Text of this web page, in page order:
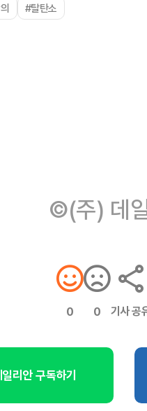
#탈탄소
©(주) 데
0 0 기사 공
리안 구독하기